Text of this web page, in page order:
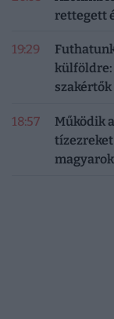
rettegett
19:29
külföldre:
szakértők
18:57
Működik
tízezreket
magyarok